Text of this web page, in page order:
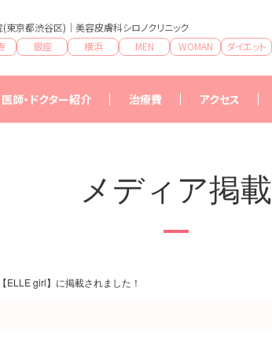
東京都渋谷区)｜美容皮膚科シロノクリニック
銀座 横浜 MEN WOMAN ダイエット
医師・ドクター紹介 治療費 アクセス
メディア掲載
ELLE girl】に掲載されました！